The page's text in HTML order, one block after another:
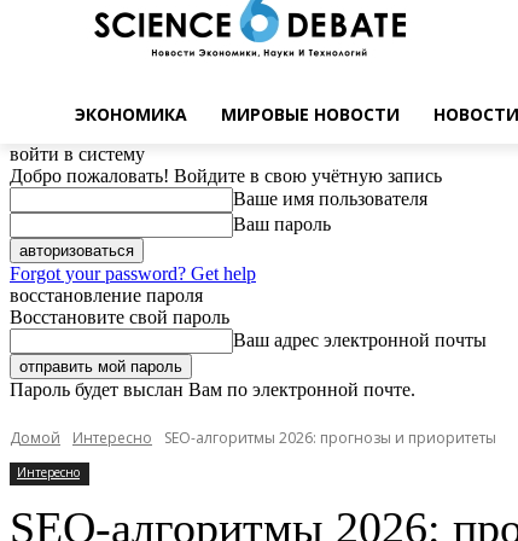
ЭКОНОМИКА МИРОВЫЕ НОВОСТИ
войти в систему
Добро пожаловать! Войдите в свою учётную запись
Ваше имя пользователя
Ваш пароль
Forgot your password? Get help
восстановление пароля
Восстановите свой пароль
Ваш адрес электронной почты
Пароль будет выслан Вам по электронной почте.
Домой Интересно SEO-алгоритмы 2026: прогнозы и приоритеты
Интересно
SEO-алгоритмы 2026: